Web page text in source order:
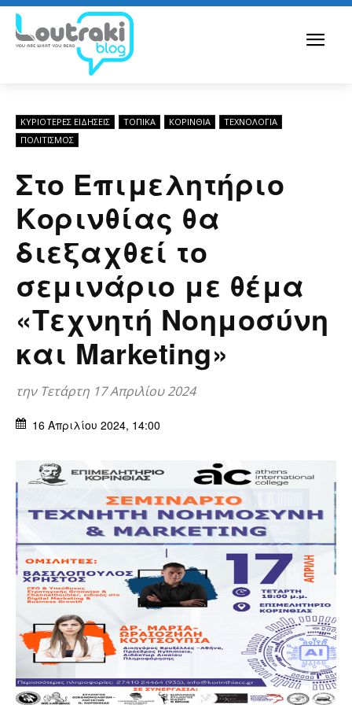
ΚΥΡΙΌΤΕΡΕΣ ΕΙΔΉΣΕΙΣ ΤΟΠΙΚΑ ΚΟΡΙΝΘΊΑ
ΤΕΧΝΟΛΟΓΊΑ
ΠΟΛΙΤΙΣΜΟΣ
Στο Επιμελητήριο
Κορινθίας θα
διεξαχθεί το
σεμινάριο με θέμα
«Τεχνητή Νοημοσύνη
και Marketing»
την Τετάρτη 17 Απριλίου 2024
16 Απριλίου 2024, 14:00